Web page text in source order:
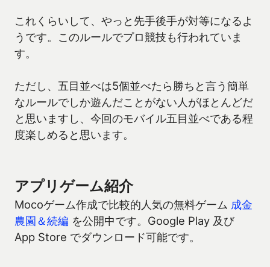
これくらいして、やっと先手後手が対等になるよ
うです。このルールでプロ競技も行われていま
す。
ただし、五目並べは5個並べたら勝ちと言う簡単
なルールでしか遊んだことがない人がほとんどだ
と思いますし、今回のモバイル五目並べである程
度楽しめると思います。
アプリゲーム紹介
Mocoゲーム作成で比較的人気の無料ゲーム 成金
農園＆続編 を公開中です。Google Play 及び
App Store でダウンロード可能です。